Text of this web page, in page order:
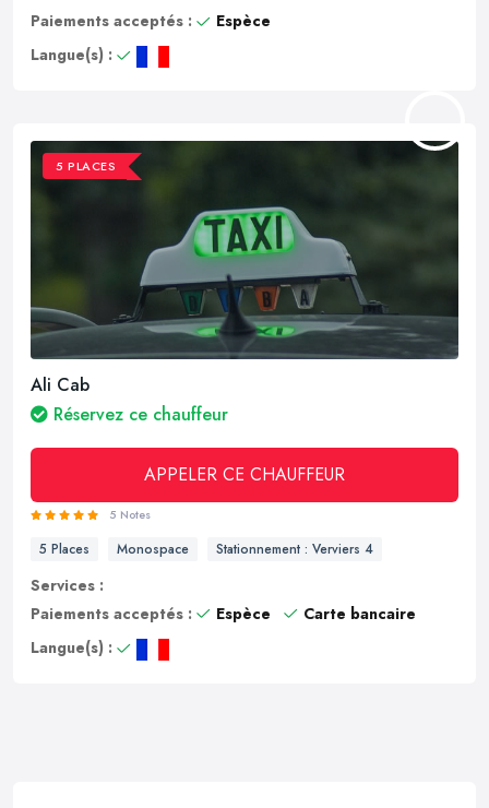
Paiements acceptés :
Espèce
Langue(s) :
5 PLACES
Ali Cab
Réservez ce chauffeur
APPELER CE CHAUFFEUR
5 Notes
5 Places Monospace Stationnement : Verviers 4
Services :
Paiements acceptés :
Espèce
Carte bancaire
Langue(s) :